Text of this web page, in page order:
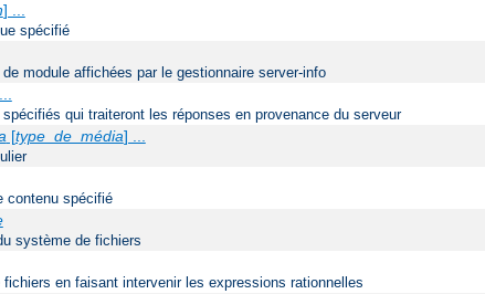
] ...
spécifié
module affichées par le gestionnaire server-info
qui traiteront les réponses en provenance du serveur
[type_de_média] ...
contenu spécifié
système de fichiers
en faisant intervenir les expressions rationnelles